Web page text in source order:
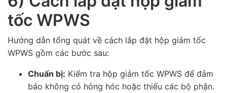
tốc WPWS
Hướng dẫn tổng quát về cách lắp đặt hộp giảm tốc
WPWS gồm các bước sau:
Chuẩn bị: Kiểm tra hộp giảm tốc WPWS để đảm
bảo không có hỏng hóc hoặc thiếu các bộ phận.